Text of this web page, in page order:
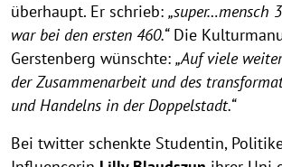
überhaupt. Er schrieb: „super…mensch
war bei den ersten 460.“Die
Gerstenberg wünschte: „Auf viele
der Zusammenarbeit und des
und Handelns in der Doppelstadt.“
Bei twitter schenkte Studentin,